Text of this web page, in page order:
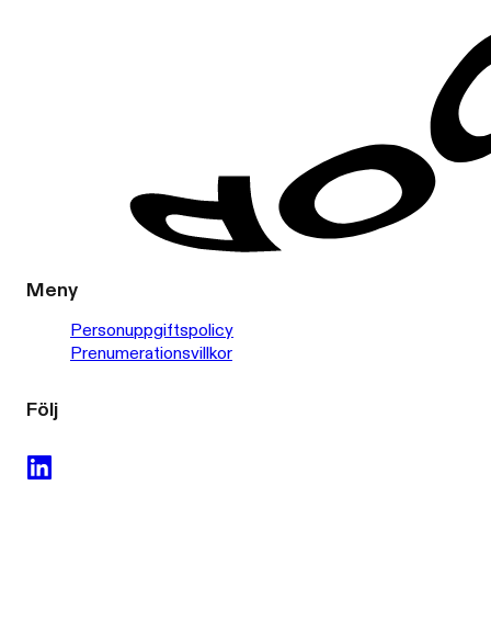
Meny
Personuppgiftspolicy
Prenumerationsvillkor
Följ